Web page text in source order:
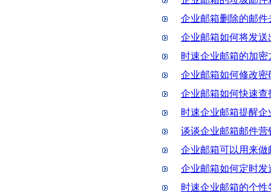
企业邮箱删除的邮件
企业邮箱如何将发
时速企业邮箱的加
企业邮箱如何修改密
企业邮箱如何快速查
时速企业邮箱提醒
谈谈企业邮箱邮件营
企业邮箱可以用来做
企业邮箱如何定时发
时速企业邮箱的个性